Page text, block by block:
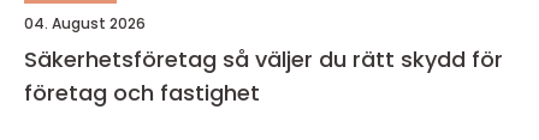
04. August 2026
Säkerhetsföretag så väljer du rätt skydd för
företag och fastighet